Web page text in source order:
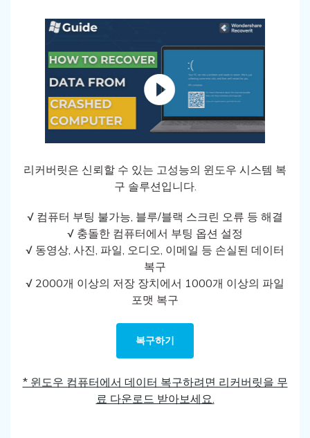
리커버릿은 신뢰할 수 있는 고성능의 윈도우 시스템 복
구 솔루션입니다.
√ 컴퓨터 부팅 불가능, 블루/블랙 스크린 오류 등 해결
√ 충돌한 컴퓨터에서 부팅 옵션 설정
√ 동영상, 사진, 파일, 오디오, 이메일 등 손실된 데이터
복구
√ 2000개 이상의 저장 장치에서 1000개 이상의 파일
포맷 복구
복구하기
* 윈도우 컴퓨터에서 데이터 복구하려면 리커버릿을 무
료 다운로드 받아보세요.